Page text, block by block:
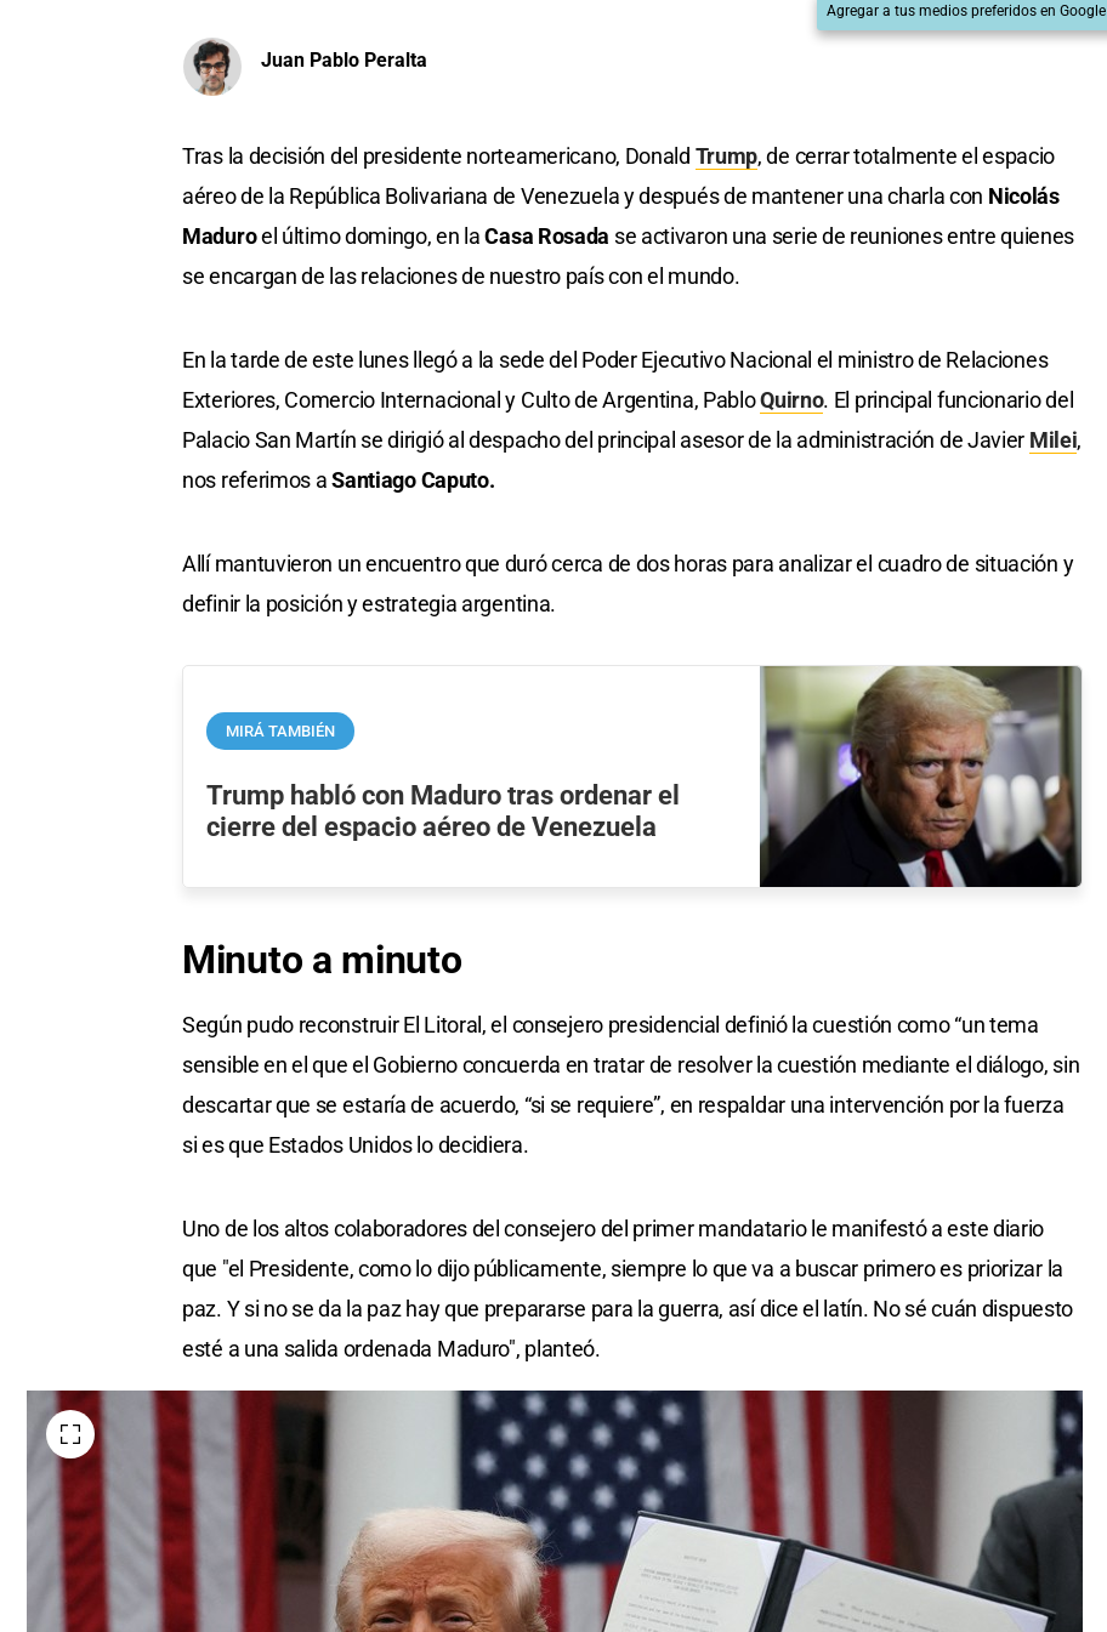
Agregar a tus medios preferidos en Google
Juan Pablo Peralta
Tras la decisión del presidente norteamericano, Donald Trump, de cerrar totalmente el espacio
aéreo de la República Bolivariana de Venezuela y después de mantener una charla con Nicolás
Maduroel último domingo, en laCasa Rosada se activaron una serie de reuniones entre quienes
se encargan de las relaciones de nuestro país con el mundo.
En la tarde de este lunes llegó a la sede del Poder Ejecutivo Nacional el ministro de Relaciones
Exteriores, Comercio Internacional y Culto de Argentina, PabloQuirno. El principal funcionario del
Palacio San Martín se dirigió al despacho del principal asesor de la administración de Javier Milei,
nos referimos aSantiago Caputo.
Allí mantuvieron un encuentro que duró cerca de dos horas para analizar el cuadro de situación y
definir la posición y estrategia argentina.
MIRÁ TAMBIÉN
Trump habló con Maduro tras ordenar el
cierre del espacio aéreo de Venezuela
Minuto a minuto
Según pudo reconstruir El Litoral, el consejero presidencial definió la cuestión como “un tema
sensible en el que el Gobierno concuerda en tratar de resolver la cuestión mediante el diálogo, sin
descartar que se estaría de acuerdo, “si se requiere”, en respaldar una intervención por la fuerza
si es que Estados Unidos lo decidiera.
Uno de los altos colaboradores del consejero del primer mandatario le manifestó a este diario
que "el Presidente, como lo dijo públicamente, siempre lo que va a buscar primero es priorizar la
paz. Y si no se da la paz hay que prepararse para la guerra, así dice el latín. No sé cuán dispuesto
esté a una salida ordenada Maduro", planteó.